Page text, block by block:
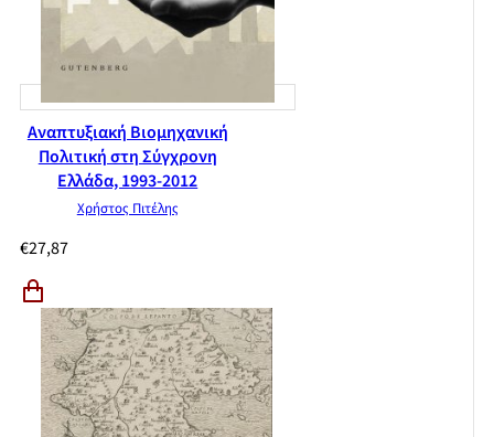
Αναπτυξιακή Βιομηχανική
Πολιτική στη Σύγχρονη
Ελλάδα, 1993-2012
Χρήστος Πιτέλης
€27,87